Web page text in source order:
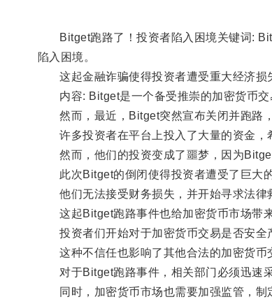
Bitget跑路了！投资者陷入困境关键词:
陷入困境。
这起金融诈骗使得投资者遭受重大经济损
内容: Bitget是一个备受推崇的加密货币交
然而，最近，Bitget突然宣布关闭并跑路，
许多投资者在平台上投入了大量的资金，
然而，他们的投资变成了噩梦，因为Bitget
此次Bitget的倒闭使得投资者遭受了巨大的
他们无法接受财务损失，并开始寻求法律
这起Bitget跑路事件也给加密货币市场带来
投资者们开始对于加密货币交易是否安全
这种不信任也影响了其他合法的加密货币
对于Bitget跑路事件，相关部门必须迅速采
同时，加密货币市场也需要加强监管，制